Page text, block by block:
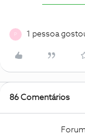
1 pessoa
86 Comentários